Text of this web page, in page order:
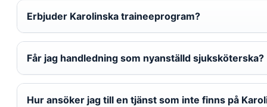
Erbjuder Karolinska traineeprogram?
Får jag handledning som nyanställd sjuksköterska?
Hur ansöker jag till en tjänst som inte finns på